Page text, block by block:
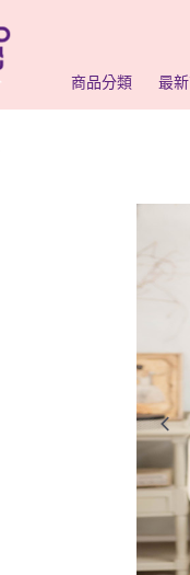
商品分類 最